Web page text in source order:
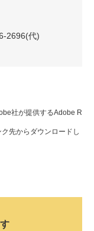
2696(代)
社が提供するAdobe R
先からダウンロードし